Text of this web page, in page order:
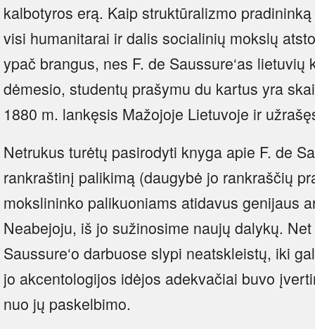
kalbotyros erą. Kaip struktūralizmo
visi humanitarai ir dalis socialinių mokslų
ypač brangus, nes F. de Saussure‘as
dėmesio, studentų prašymu du kartus yra
1880 m. lankęsis Mažojoje Lietuvoje ir
Netrukus turėtų pasirodyti knyga apie F. de
rankraštinį palikimą (daugybė jo rankraščių
mokslininko palikuoniams atidavus genijaus
Neabejoju, iš jo sužinosime naujų dalykų.
Saussure‘o darbuose slypi neatskleistų, iki
jo akcentologijos idėjos adekvačiai buvo
nuo jų paskelbimo.